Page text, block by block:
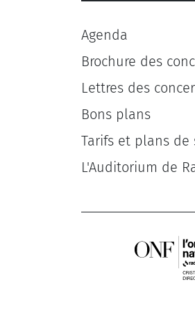
Agenda
Brochure des
Lettres des
Bons plans
Tarifs et plans de
L'Auditorium de